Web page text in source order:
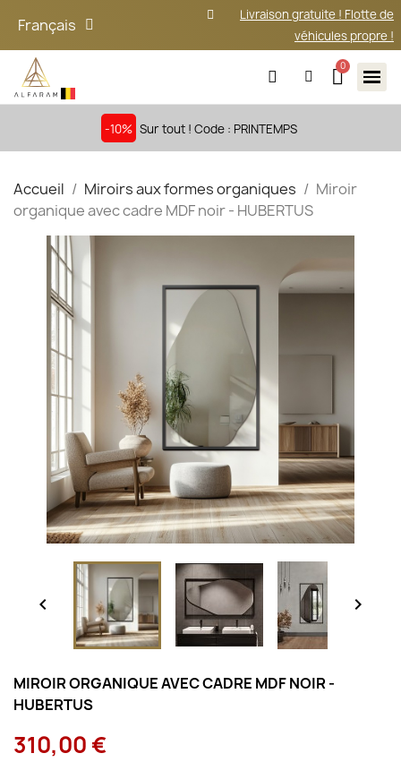
Français
Livraison gratuite ! Flotte de
véhicules propre !
-10% Sur tout ! Code : PRINTEMPS
Accueil Miroirs aux formes organiques
Miroir
organique avec cadre MDF noir - HUBERTUS
 
MIROIR ORGANIQUE AVEC CADRE MDF NOIR -
HUBERTUS
310,00 €